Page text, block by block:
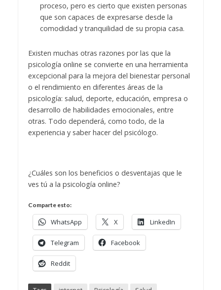
proceso, pero es cierto que existen personas
que son capaces de expresarse desde la
comodidad y tranquilidad de su propia casa.
Existen muchas otras razones por las que la
psicología online se convierte en una herramienta
excepcional para la mejora del bienestar personal
o el rendimiento en diferentes áreas de la
psicología: salud, deporte, educación, empresa o
desarrollo de habilidades emocionales, entre
otras. Todo dependerá, como todo, de la
experiencia y saber hacer del psicólogo.
¿Cuáles son los beneficios o desventajas que le
ves tú a la psicología online?
Comparte esto:
WhatsApp X LinkedIn
Telegram Facebook
Reddit